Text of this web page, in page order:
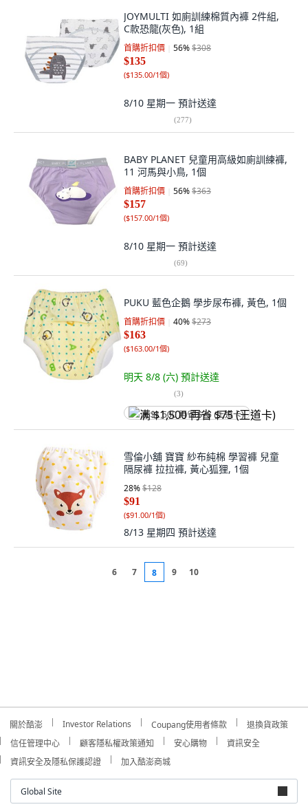
JOYMULTI 如廁訓練棉質內褲 2件組,
C款恐龍(灰色), 1組
首購折扣價 56%$308
$135
($135.00/1個)
8/10 星期一 預計送達
(277)
BABY PLANET 兒童用高級如廁訓練褲,
11 河馬與小鳥, 1個
首購折扣價 56%$363
$157
($157.00/1個)
8/10 星期一 預計送達
(69)
PUKU 藍色企鵝 學步尿布褲, 黃色, 1個
首購折扣價 40%$273
$163
($163.00/1個)
明天 8/8 (六) 預計送達
(3)
满 $1,500 再省 $75 (王道卡)
雪倫小舖 寶寶 紗布純棉 學習褲 兒童
隔尿褲 拉拉褲, 黃心狐狸, 1個
28%$128
$91
($91.00/1個)
8/13 星期四 預計送達
6 7 8 9 10
關於酷澎 Investor Relations Coupang使用者條款
退換貨政策
信任管理中心
顧客隱私權政策通知 安心購物
資訊安全
資訊安全及隱私保護認證
加入酷澎商城
Global Site